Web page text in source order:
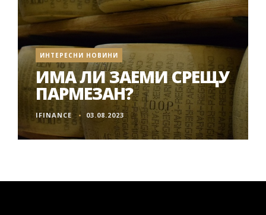
ИНТЕРЕСНИ НОВИНИ
ИМА ЛИ ЗАЕМИ СРЕЩУ
ПАРМЕЗАН?
IFINANCE 03.08.2023